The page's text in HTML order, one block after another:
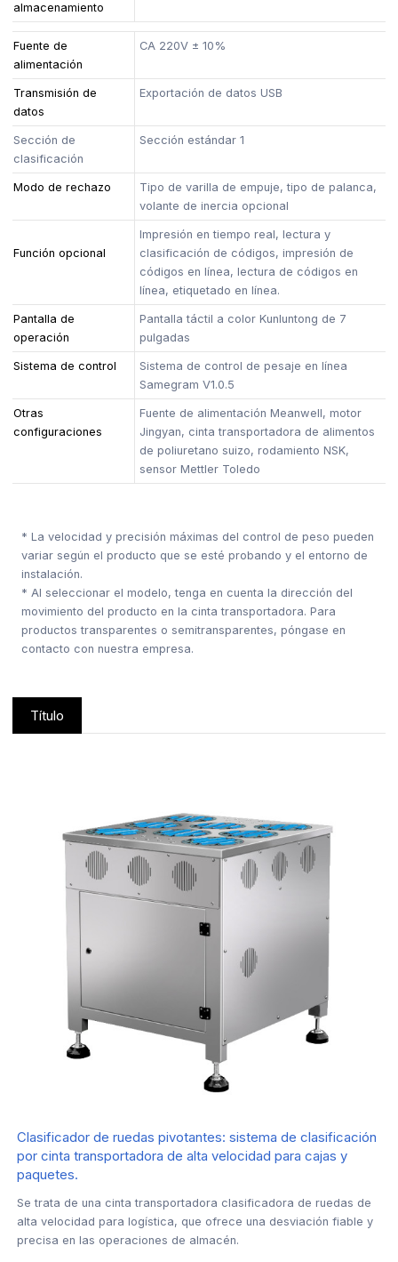
almacenamiento
Fuente de
alimentación
CA 220V ± 10%
Transmisión de
datos
Exportación de datos USB
Sección de
clasificación
Sección estándar 1
Modo de rechazo
Tipo de varilla de empuje, tipo de palanca,
volante de inercia opcional
Función opcional
Impresión en tiempo real, lectura y
clasificación de códigos, impresión de
códigos en línea, lectura de códigos en
línea, etiquetado en línea.
Pantalla de
operación
Pantalla táctil a color Kunluntong de 7
pulgadas
Sistema de control
Sistema de control de pesaje en línea
Samegram V1.0.5
Otras
configuraciones
Fuente de alimentación Meanwell, motor
Jingyan, cinta transportadora de alimentos
de poliuretano suizo, rodamiento NSK,
sensor Mettler Toledo
* La velocidad y precisión máximas del control de peso pueden
variar según el producto que se esté probando y el entorno de
instalación.
* Al seleccionar el modelo, tenga en cuenta la dirección del
movimiento del producto en la cinta transportadora. Para
productos transparentes o semitransparentes, póngase en
contacto con nuestra empresa.
Título
Clasificador de ruedas pivotantes: sistema de clasificación
por cinta transportadora de alta velocidad para cajas y
paquetes.
Se trata de una cinta transportadora clasificadora de ruedas de
alta velocidad para logística, que ofrece una desviación fiable y
precisa en las operaciones de almacén.